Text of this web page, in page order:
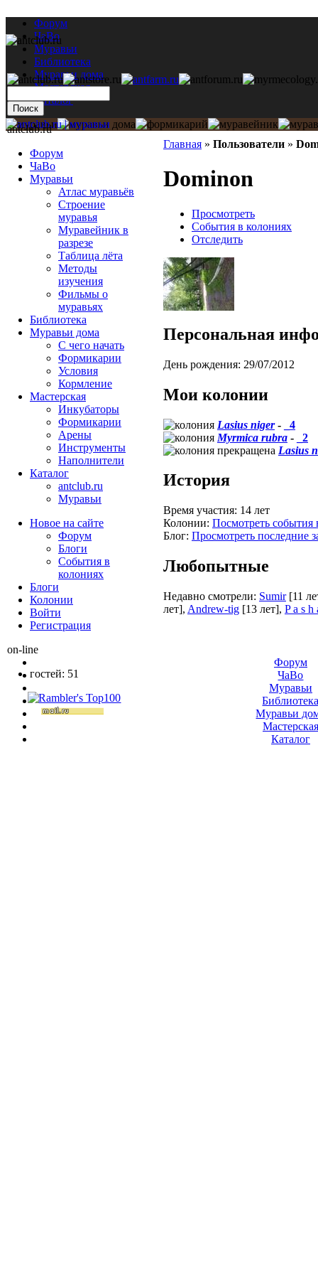
Форум
ЧаВо
Муравьи
Библиотека
Муравьи дома
Мастерская
Каталог
Главная » Пользователи »
Dominon
Просмотреть
События в колониях
Отследить
Персональная
День рождения: 29/07/2012
Мои колонии
Lasius niger-
_4
Myrmica rubra -
_2
Lasius
История
Время участия: 14 лет
Колонии: Посмотреть события
Блог: Просмотреть последние
Любопытные
Недавно смотрели: Sumir [11
лет], Andrew-tig [13 лет], P a s h
antclub.ru
Форум
ЧаВо
Муравьи
Атлас муравьёв
Строение
муравья
Муравейник в
разрезе
Таблица лёта
Методы
изучения
Фильмы о
муравьях
Библиотека
Муравьи дома
С чего начать
Формикарии
Условия
Кормление
Мастерская
Инкубаторы
Формикарии
Арены
Инструменты
Наполнители
Каталог
antclub.ru
Муравьи
Новое на сайте
Форум
Блоги
События в
колониях
Блоги
Колонии
Войти
Peгиcтpaция
on-line
гостей: 51
Форум
ЧаВо
Муравьи
Муравьи
Мастерская
Каталог